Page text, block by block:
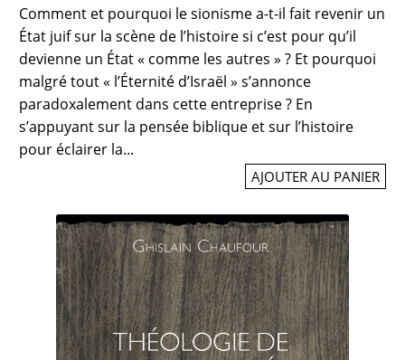
Comment et pourquoi le sionisme a-t-il fait revenir un
État juif sur la scène de l’histoire si c’est pour qu’il
devienne un État « comme les autres » ? Et pourquoi
malgré tout « l’Éternité d’Israël » s’annonce
paradoxalement dans cette entreprise ? En
s’appuyant sur la pensée biblique et sur l’histoire
pour éclairer la...
AJOUTER AU PANIER